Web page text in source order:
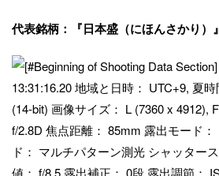
代表銘柄：『日本盛（にほんさかり）』